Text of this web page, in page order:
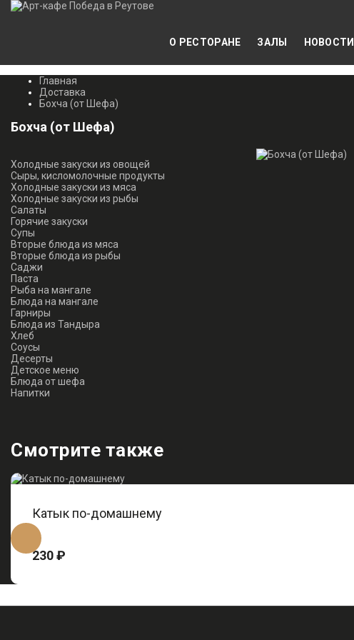
О РЕСТОРАНЕ ЗАЛЫ НОВОСТИ
Главная
Доставка
Бохча (от Шефа)
Бохча (от Шефа)
Холодные закуски из овощей
Сыры, кисломолочные продукты
Холодные закуски из мяса
Холодные закуски из рыбы
Салаты
Горячие закуски
Супы
Вторые блюда из мяса
Вторые блюда из рыбы
Саджи
Паста
Рыба на мангале
Блюда на мангале
Гарниры
Блюда из Тандыра
Хлеб
Соусы
Десерты
Детское меню
Блюда от шефа
Напитки
Смотрите также
Катык по-домашнему
230 ₽